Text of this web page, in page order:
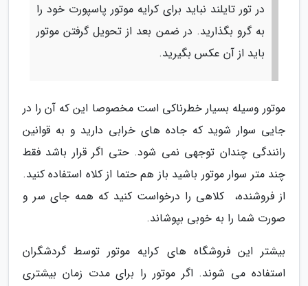
در تور تایلند نباید برای کرایه موتور پاسپورت خود را
به گرو بگذارید. در ضمن بعد از تحویل گرفتن موتور
باید از آن عکس بگیرید.
موتور وسیله بسیار خطرناکی است مخصوصا این که آن را در
جایی سوار شوید که جاده های خرابی دارید و به قوانین
رانندگی چندان توجهی نمی شود. حتی اگر قرار باشد فقط
چند متر سوار موتور باشید باز هم حتما از کلاه استفاده کنید.
از فروشنده، کلاهی را درخواست کنید که همه جای سر و
صورت شما را به خوبی بپوشاند.
بیشتر این فروشگاه های کرایه موتور توسط گردشگران
استفاده می شوند. اگر موتور را برای مدت زمان بیشتری